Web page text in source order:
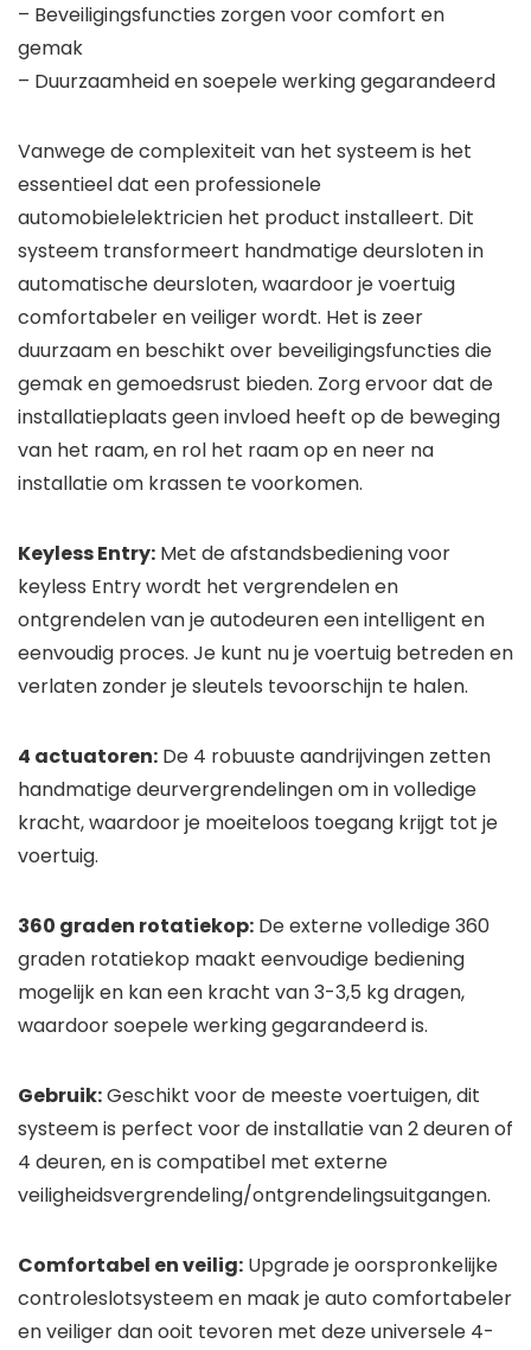
– Beveiligingsfuncties zorgen voor comfort en
gemak
– Duurzaamheid en soepele werking gegarandeerd
Vanwege de complexiteit van het systeem is het
essentieel dat een professionele
automobielelektricien het product installeert. Dit
systeem transformeert handmatige deursloten in
automatische deursloten, waardoor je voertuig
comfortabeler en veiliger wordt. Het is zeer
duurzaam en beschikt over beveiligingsfuncties die
gemak en gemoedsrust bieden. Zorg ervoor dat de
installatieplaats geen invloed heeft op de beweging
van het raam, en rol het raam op en neer na
installatie om krassen te voorkomen.
Keyless Entry: Met de afstandsbediening voor
keyless Entry wordt het vergrendelen en
ontgrendelen van je autodeuren een intelligent en
eenvoudig proces. Je kunt nu je voertuig betreden en
verlaten zonder je sleutels tevoorschijn te halen.
4 actuatoren: De 4 robuuste aandrijvingen zetten
handmatige deurvergrendelingen om in volledige
kracht, waardoor je moeiteloos toegang krijgt tot je
voertuig.
360 graden rotatiekop: De externe volledige 360
graden rotatiekop maakt eenvoudige bediening
mogelijk en kan een kracht van 3-3,5 kg dragen,
waardoor soepele werking gegarandeerd is.
Gebruik:Geschikt voor de meeste voertuigen, dit
systeem is perfect voor de installatie van 2 deuren of
4 deuren, en is compatibel met externe
veiligheidsvergrendeling/ontgrendelingsuitgangen.
Comfortabel en veilig: Upgrade je oorspronkelijke
controleslotsysteem en maak je auto comfortabeler
en veiliger dan ooit tevoren met deze universele 4-